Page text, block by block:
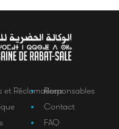
et RéclamationsResponsables
Contact
FAQ